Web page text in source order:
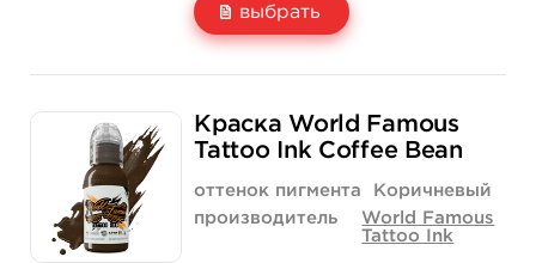
выбрать
Количество
850 руб.
купить
1 400 руб.
купить
Краска World Famous
Tattoo Ink Coffee Bean
оттенок пигмента
Коричневый
производитель
World Famous
Tattoo Ink